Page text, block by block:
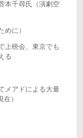
本千尋氏（演劇空
めに）
上映会、東京でも
る
メアドによる大量
）